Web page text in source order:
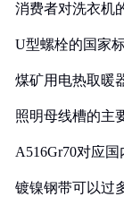
消费者对洗衣机
U型螺栓的国家
煤矿用电热取暖
照明母线槽的主
A516Gr70对应
镀镍钢带可以过